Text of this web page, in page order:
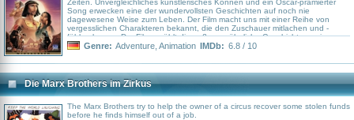
Zeiten. Unvergleichliches künstlerisches Können und ein Oscar-prämierter
Song erwecken eine der wundervollsten Geschichten auf noch nie
dagewesene Weise zum Leben. Der Film macht uns mit einer Reihe von
vergesslichen Charakteren bekannt, die den Zuschauer mitlachen und -
fühlen lassen. Der Film erzählt die außergewöhnliche Geschichte zweier
Brüder: der eine von königlicher Abstammung und der andere ein
tiefer Freundschaft auf, verbunden durch übermütigen Freiheitsdrang und
jugendlichen Kräftemessen. Doch die Wahrheit macht sie schließlich zu
Feinden – den einen zum Herrscher über das mächtige Imperium der Welt,
den anderen zum auserwählten Befreier seines Volkes.
Genre: Adventure Animation IMDb: 6.8 / 10
Die Marx Brothers im Zirkus
The Marx Brothers try to help the owner of a circus recover some stolen funds
before he finds himself out of a job.